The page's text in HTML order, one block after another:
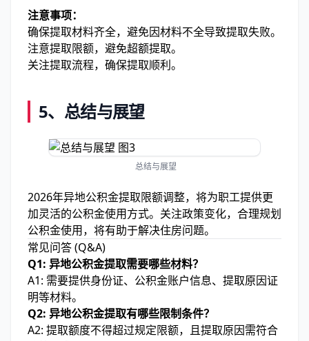
注意事项：
确保提取材料齐全，避免因材料不全导致提取失败。
注意提取限额，避免超额提取。
关注提取流程，确保提取顺利。
5、总结与展望
总结与展望
2026年异地公积金提取限额调整，将为职工提供更
加灵活的公积金使用方式。关注政策变化，合理规划
公积金使用，将有助于解决住房问题。
常见问答 (Q&A)
Q1: 异地公积金提取需要哪些材料？
A1: 需要提供身份证、公积金账户信息、提取原因证
明等材料。
Q2: 异地公积金提取有哪些限制条件？
A2: 提取额度不得超过规定限额，且提取原因需符合